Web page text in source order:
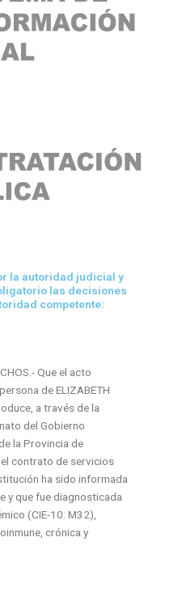
la autoridad judicial y
las decisiones
competente:
Que el acto
de ELIZABETH
a través de la
del Gobierno
la Provincia de
contrato de servicios
ha sido informada
y que fue diagnosticada
(CIE-10: M32),
crónica y